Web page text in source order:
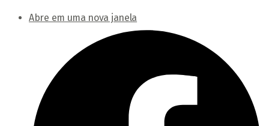
Abre em uma nova janela